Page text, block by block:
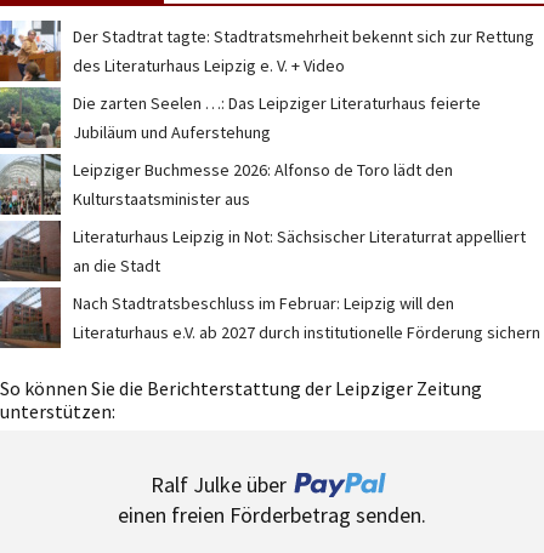
Der Stadtrat tagte: Stadtratsmehrheit bekennt sich zur Rettung
des Literaturhaus Leipzig e. V. + Video
Die zarten Seelen …: Das Leipziger Literaturhaus feierte
Jubiläum und Auferstehung
Leipziger Buchmesse 2026: Alfonso de Toro lädt den
Kulturstaatsminister aus
Literaturhaus Leipzig in Not: Sächsischer Literaturrat appelliert
an die Stadt
Nach Stadtratsbeschluss im Februar: Leipzig will den
Literaturhaus e.V. ab 2027 durch institutionelle Förderung sichern
So können Sie die Berichterstattung der Leipziger Zeitung
unterstützen:
Ralf Julke über
einen freien Förderbetrag senden.